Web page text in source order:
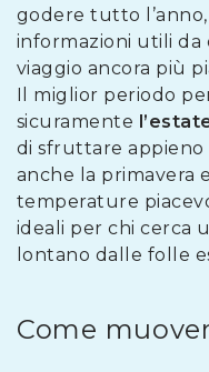
godere tutto
informazioni utili da
viaggio ancora più
Il miglior periodo
sicuramente
di sfruttare appieno
anche la primavera
temperature
ideali per chi cerca
lontano dalle folle
Come